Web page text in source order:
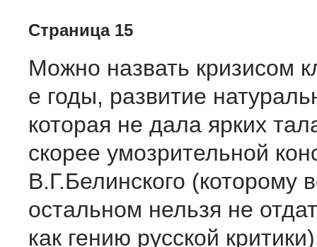
Страница 15
Можно назвать кризисом
е годы, развитие
которая не дала ярких
скорее умозрительной
В.Г.Белинского (которому
остальном нельзя не
как гению русской